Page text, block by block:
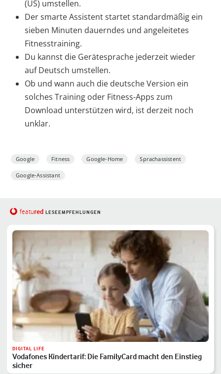
(US) umstellen.
Der smarte Assistent startet standardmäßig ein
sieben Minuten dauerndes und angeleitetes
Fitnesstraining.
Du kannst die Gerätesprache jederzeit wieder
auf Deutsch umstellen.
Ob und wann auch die deutsche Version ein
solches Training oder Fitness-Apps zum
Download unterstützen wird, ist derzeit noch
unklar.
Google Fitness Google-Home Sprachassistent
Google-Assistant
featured LESEEMPFEHLUNGEN
DIGITAL LIFE
Vodafones Kindertarif: Die FamilyCard macht den Einstieg
sicher